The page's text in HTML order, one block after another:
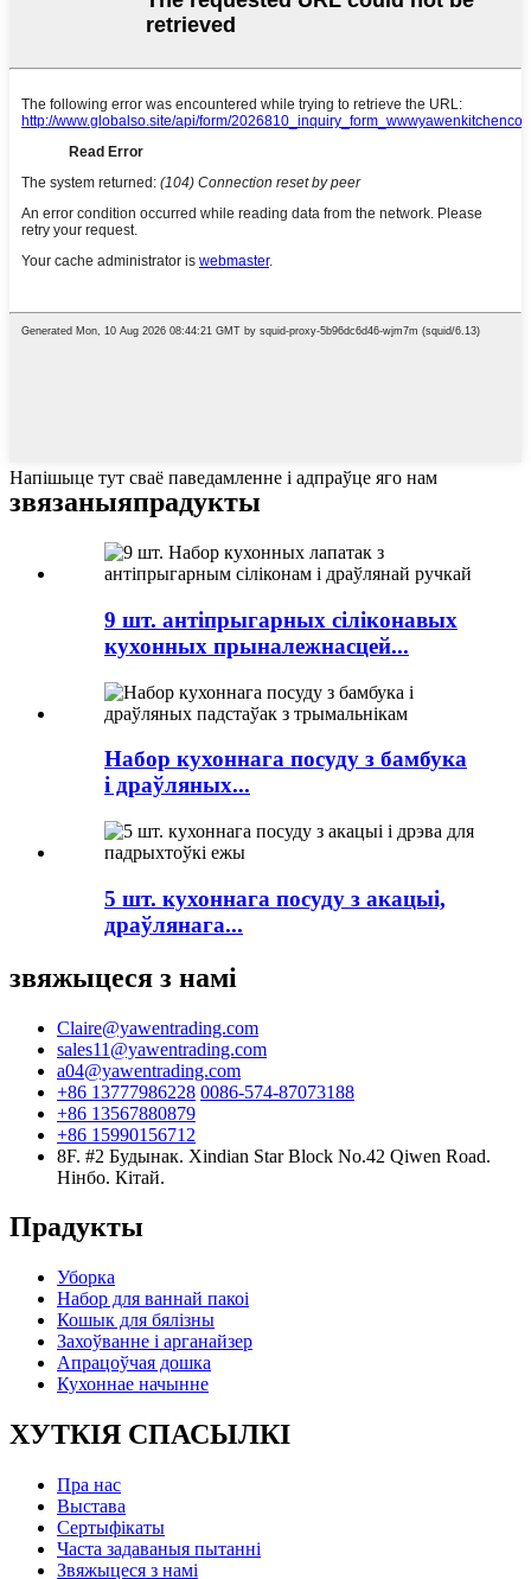
Напішыце тут сваё паведамленне і адпраўце яго нам
звязаныяпрадукты
9 шт. антіпрыгарных сіліконавых
кухонных прыналежнасцей...
Набор кухоннага посуду з бамбука
і драўляных...
5 шт. кухоннага посуду з акацыі,
драўлянага...
звяжыцеся з намі
Claire@yawentrading.com
sales11@yawentrading.com
a04@yawentrading.com
+86 13777986228 0086-574-87073188
+86 13567880879
+86 15990156712
8F. #2 Будынак. Xindian Star Block No.42 Qiwen Road.
Нінбо. Кітай.
Прадукты
Уборка
Набор для ваннай пакоі
Кошык для бялізны
Захоўванне і арганайзер
Апрацоўчая дошка
Кухоннае начынне
ХУТКІЯ СПАСЫЛКІ
Пра нас
Выстава
Сертыфікаты
Часта задаваныя пытанні
Звяжыцеся з намі